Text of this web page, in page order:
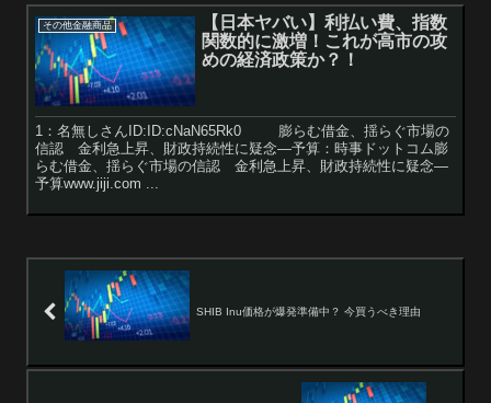
その他金融商品
【日本ヤバい】利払い費、指数
関数的に激増！これが高市の攻
めの経済政策か？！
1：名無しさんID:ID:cNaN65Rk0 膨らむ借金、揺らぐ市場の
信認 金利急上昇、財政持続性に疑念―予算：時事ドットコム膨
らむ借金、揺らぐ市場の信認 金利急上昇、財政持続性に疑念―
予算www.jiji.com ...
SHIB Inu価格が爆発準備中？ 今買うべき理由